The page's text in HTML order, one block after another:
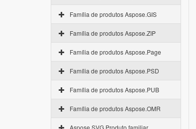
Família de produtos Aspose.GIS
Família de produtos Aspose.ZIP
Família de produtos Aspose.Page
Família de produtos Aspose.PSD
Família de produtos Aspose.PUB
Família de produtos Aspose.OMR
Aspose.SVG Produto familiar